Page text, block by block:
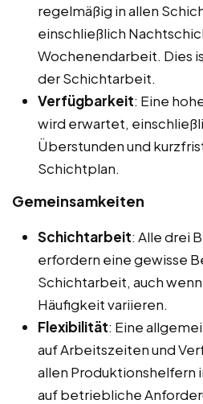
regelmäßig in allen
einschließlich
Wochenendarbeit. Dies
der Schichtarbeit.
Verfügbarkeit: Eine
wird erwartet,
Überstunden und
Schichtplan.
Gemeinsamkeiten
Schichtarbeit: Alle drei
erfordern eine gewisse
Schichtarbeit, auch
Häufigkeit variieren.
Flexibilität: Eine
auf Arbeitszeiten und
allen Produktionshelfern
auf betriebliche